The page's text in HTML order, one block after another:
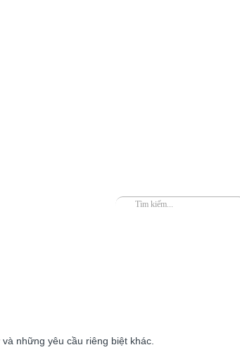
những yêu cầu riêng biệt khác.